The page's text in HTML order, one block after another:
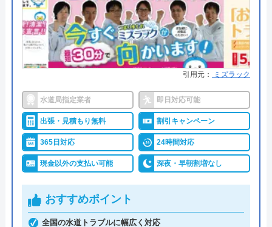
カード・コンビニ後払い・QR決済
●累計実績 ―
●保証・保険 施工日から3年間の保証制度
詳細は公式HPでご確認ください
ひろしま水道職人がおすすめの理由
地域密着型の業者で、依頼から最短30分・遅くとも
1時間以内に現場に駆けつけてくれます。広島市水
道局指定給水装置工事事業者で、市内全域・年中無
休で対応してくれます。
見積料金・キャンセル料は0円です。出張料金は一
引用元： ミズラック
水道局指定業者 即日対応可能
出張・見積もり無料 割引キャンペーン
365日対応 24時間対応
現金以外の支払い可能 深夜・早朝割増なし
おすすめポイント
全国の水道トラブルに幅広く対応